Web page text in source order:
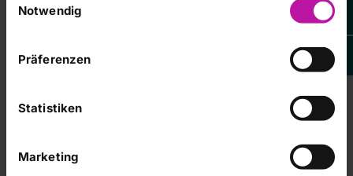
erlauben Sie alle eingesetzten Cookies. Sie können
Ihre
Einstellungen anpassen. Weitere Informationen
finden Sie auch in unserer
Datenschutzerklärung
Notwendig
Präferenzen
Statistiken
Marketing
01.08.2026 bis
17.09.2026
16.09.2026
3. Qualitätszirkel Kardiologie